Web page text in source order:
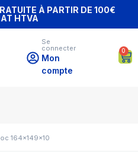
À PARTIR DE 100€
HTVA
Se
connecter
Mon
compte
0
164x149x10